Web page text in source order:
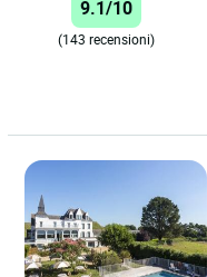
9.1/10
(143 recensioni)